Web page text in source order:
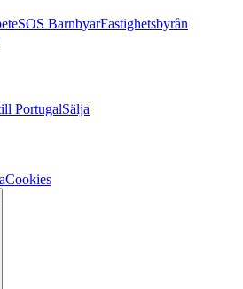
SOS BarnbyarFastighetsbyrån
PortugalSälja
Cookies